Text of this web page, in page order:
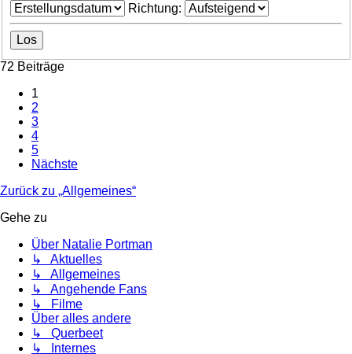
Richtung:
72 Beiträge
1
2
3
4
5
Nächste
Zurück zu „Allgemeines“
Gehe zu
Über Natalie Portman
↳ Aktuelles
↳ Allgemeines
↳ Angehende Fans
↳ Filme
Über alles andere
↳ Querbeet
↳ Internes